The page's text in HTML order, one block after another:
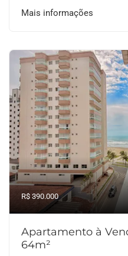
Mais informações
R$ 390.000
Apartamento à
64m²